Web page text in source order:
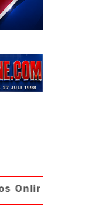
Berita Paling